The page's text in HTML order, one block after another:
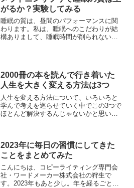
がるか？実験してみる
睡眠の質は、昼間のパフォーマンスに関
わります。私は、睡眠へのこだわりが結
構ありまして、睡眠時間が削られないよ
2000冊の本を読んで行き着いた
人生を大きく変える方法は3つ
人生を変える方法について、いろいろと
学んで考えを巡らせていく中でこの3つで
ほとんど解決するんじゃないかと思い至
本大事です。それ...
2023年に毎日の習慣にしてきた
ことをまとめてみた
こんにちは、コピーライティング専門会
社・ワードメーカー株式会社の狩生で
す。2023年もあと少し。年を経るごと